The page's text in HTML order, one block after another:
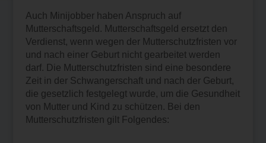
Auch Minijobber haben Anspruch auf
Mutterschaftsgeld. Mutterschaftsgeld ersetzt den
Verdienst, wenn wegen der Mutterschutzfristen vor
und nach einer Geburt nicht gearbeitet werden
darf. Die Mutterschutzfristen sind eine besondere
Zeit in der Schwangerschaft und nach der Geburt,
die gesetzlich festgelegt wurde, um die Gesundheit
von Mutter und Kind zu schützen. Bei den
Mutterschutzfristen gilt Folgendes: